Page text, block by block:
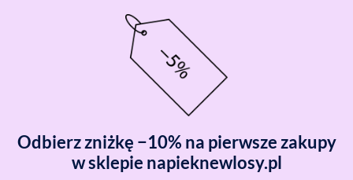
Odbierz zniżkę −10% na pierwsze zakupy
w sklepie napieknewlosy.pl